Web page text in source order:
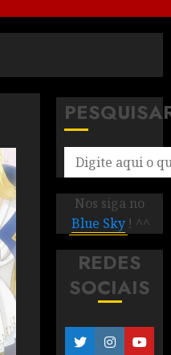
Nos siga no
Blue Sky ! ^^
REDES
SOCIAIS